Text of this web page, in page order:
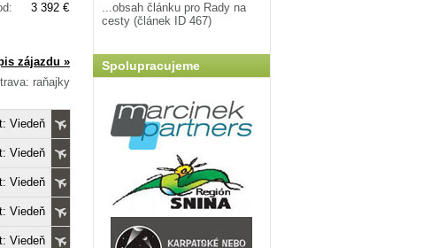
3 392 €
zájazdu »
raňajky
Viedeň
Viedeň
Viedeň
Viedeň
Viedeň
...obsah článku pro Rady na
cesty (článek ID 467)
Spolupracujeme